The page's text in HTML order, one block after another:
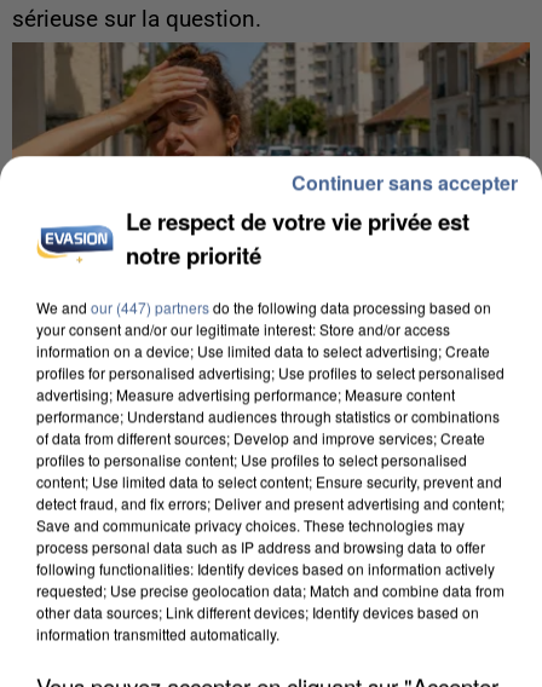
sérieuse sur la question.
9h00
Une nouvelle canicule va faire chauffer la France
cette semaine
22 départements sont placés en vigilance orange
dès ce lundi 10 août 2026.
Le respect de votre vie privée est
notre priorité
We and our (447) partnersdo the following data processing based on
your consent and/or our legitimate interest: Store and/or access
information on a device; Use limited data to select advertising; Create
profiles for personalised advertising; Use profiles to select personalised
advertising; Measure advertising performance; Measure content
performance; Understand audiences through statistics or combinations
of data from different sources; Develop and improve services; Create
profiles to personalise content; Use profiles to select personalised
content; Use limited data to select content; Ensure security, prevent and
detect fraud, and fix errors; Deliver and present advertising and content;
Save and communicate privacy choices. These technologies may
process personal data such as IP address and browsing data to offer
following functionalities: Identify devices based on information actively
requested; Use precise geolocation data; Match and combine data from
other data sources; Link different devices; Identify devices based on
information transmitted automatically.
Continuer sans accepter